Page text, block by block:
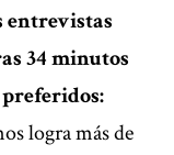
entrevistas
34 minutos
logra más de